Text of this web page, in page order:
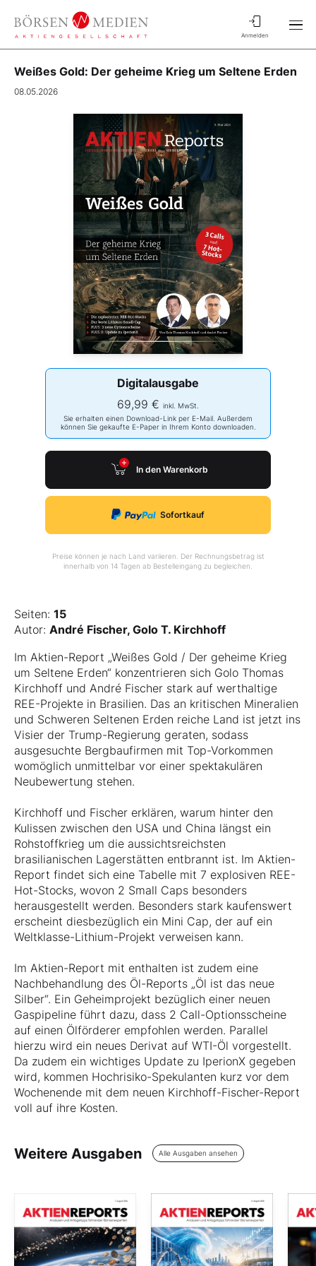
Anmelden
Weißes Gold: Der geheime Krieg um Seltene Erden
08.05.2026
Digitalausgabe
69,99 € inkl. MwSt.
Sie erhalten einen Download-Link per E-Mail. Außerdem
können Sie gekaufte E-Paper in Ihrem Konto downloaden.
In den Warenkorb
Sofortkauf
Preise können je nach Land variieren. Der Rechnungsbetrag ist
innerhalb von 14 Tagen ab Bestelleingang zu begleichen.
Seiten: 15
Autor: André Fischer, Golo T. Kirchhoff
Im Aktien-Report „Weißes Gold / Der geheime Krieg
um Seltene Erden“ konzentrieren sich Golo Thomas
Kirchhoff und André Fischer stark auf werthaltige
REE-Projekte in Brasilien. Das an kritischen Mineralien
und Schweren Seltenen Erden reiche Land ist jetzt ins
Visier der Trump-Regierung geraten, sodass
ausgesuchte Bergbaufirmen mit Top-Vorkommen
womöglich unmittelbar vor einer spektakulären
Neubewertung stehen.
Kirchhoff und Fischer erklären, warum hinter den
Kulissen zwischen den USA und China längst ein
Rohstoffkrieg um die aussichtsreichsten
brasilianischen Lagerstätten entbrannt ist. Im Aktien-
Report findet sich eine Tabelle mit 7 explosiven REE-
Hot-Stocks, wovon 2 Small Caps besonders
herausgestellt werden. Besonders stark kaufenswert
erscheint diesbezüglich ein Mini Cap, der auf ein
Weltklasse-Lithium-Projekt verweisen kann.
Im Aktien-Report mit enthalten ist zudem eine
Nachbehandlung des Öl-Reports „Öl ist das neue
Silber“. Ein Geheimprojekt bezüglich einer neuen
Gaspipeline führt dazu, dass 2 Call-Optionsscheine
auf einen Ölförderer empfohlen werden. Parallel
hierzu wird ein neues Derivat auf WTI-Öl vorgestellt.
Da zudem ein wichtiges Update zu IperionX gegeben
wird, kommen Hochrisiko-Spekulanten kurz vor dem
Wochenende mit dem neuen Kirchhoff-Fischer-Report
voll auf ihre Kosten.
Weitere Ausgaben Alle Ausgaben ansehen